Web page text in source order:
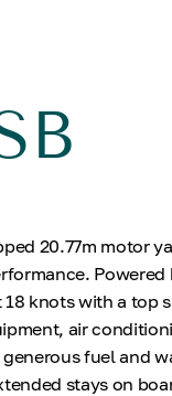
20.77m motor
knots with a top
air
fuel and
stays on